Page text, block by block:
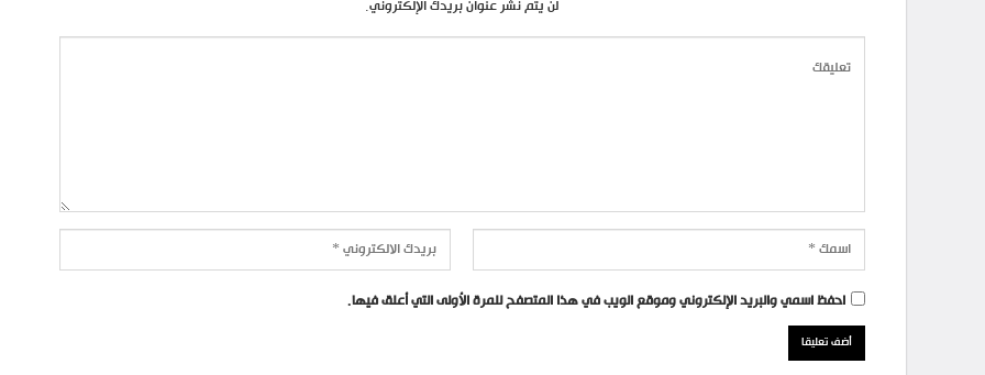
لن يتم نشر عنوان بريدك الإلكتروني.
احفظ اسمي والبريد الإلكتروني وموقع الويب في هذا المتصفح للمرة الأولى التي أعلق فيها.